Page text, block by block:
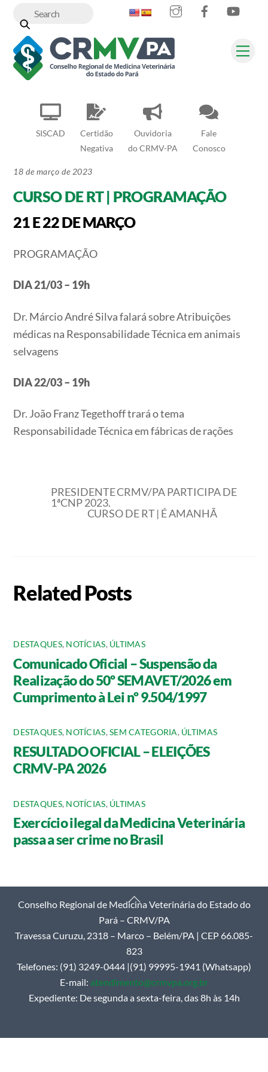
content
SISCAD
Certidão
Negativa
Ouvidoria
do CRMV-PA
Fale
Conosco
InstagramFacebook
18 de março de 2023
CURSO DE RT | PROGRAMAÇÃO
21 E 22 DE MARÇO
PROGRAMAÇÃO
DIA 21/03 – 19h
Dr. Márcio André Silva falará sobre Atribuições
médicas na Responsabilidade Técnica em animais
selvagens
DIA 22/03 – 19h
Dr. João Franz Tegethoff trará o tema
Responsabilidade Técnica em fábricas de rações
PRESIDENTE CRMV/PA PARTICIPA DE
1ªCNP 2023.
CURSO DE RT | É AMANHÃ
Related Posts
DESTAQUES, NOTÍCIAS, ÚLTIMAS
Comunicado Oficial – Suspensão da
Realização do 50º SEMAVET/2026 em
Cumprimento à Lei nº 9.504/1997
DESTAQUES, NOTÍCIAS,SEM CATEGORIA, ÚLTIMAS
RESULTADO OFICIAL – ELEIÇÕES
CRMV-PA 2026
DESTAQUES, NOTÍCIAS, ÚLTIMAS
Exercício ilegal da Medicina Veterinária
passa a ser crime no Brasil
Back
To
Top
Conselho Regional de Medicina Veterinária do Estado do
Pará – CRMV/PA
Travessa Curuzu, 2318 – Marco – Belém/PA | CEP 66.085-
823
Telefones: (91) 3249-0444 |(91) 99995-1941 (Whatsapp)
E-mail: atendimento@crmvpa.org.br
Expediente: De segunda a sexta-feira, das 8h às 14h